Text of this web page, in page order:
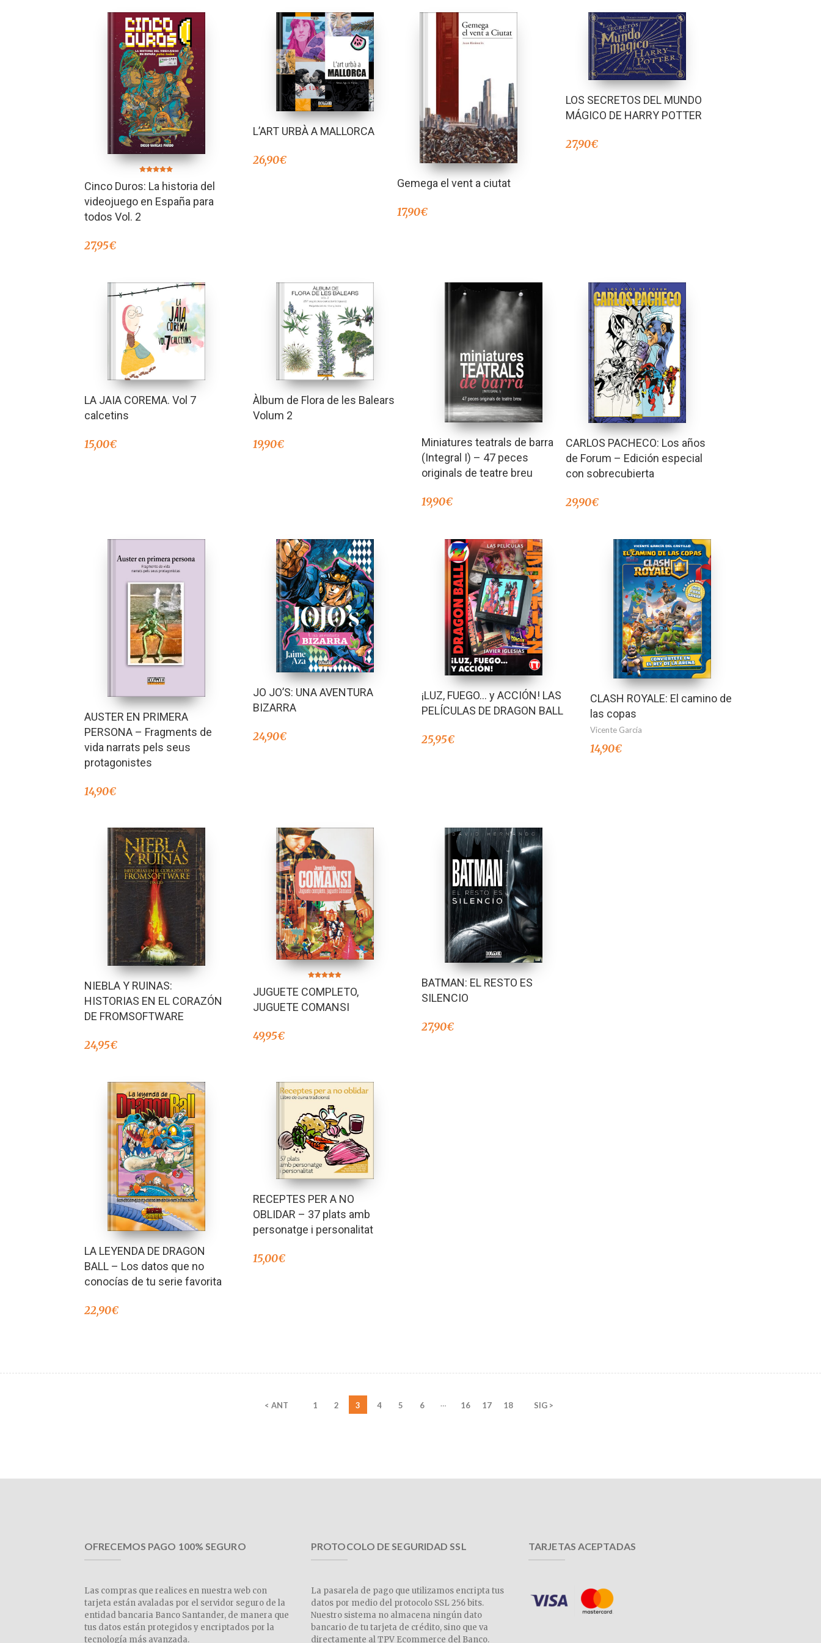
5.00
de 5
Cinco Duros: La historia del
videojuego en España para
todos Vol. 2
27,95€
L’ART URBÀ A MALLORCA
26,90€
Gemega el vent a ciutat
17,90€
LOS SECRETOS DEL MUNDO
MÁGICO DE HARRY POTTER
27,90€
LA JAIA COREMA. Vol 7
calcetins
15,00€
Àlbum de Flora de les Balears
Volum 2
19,90€
Miniatures teatrals de barra
(Integral I) – 47 peces
originals de teatre breu
19,90€
CARLOS PACHECO: Los años
de Forum – Edición especial
con sobrecubierta
29,90€
AUSTER EN PRIMERA
PERSONA – Fragments de
vida narrats pels seus
protagonistes
14,90€
JO JO’S: UNA AVENTURA
BIZARRA
24,90€
¡LUZ, FUEGO… y ACCIÓN! LAS
PELÍCULAS DE DRAGON BALL
25,95€
CLASH ROYALE: El camino de
las copas
Vicente García
14,90€
NIEBLA Y RUINAS:
HISTORIAS EN EL CORAZÓN
DE FROMSOFTWARE
24,95€
5.00
de 5
JUGUETE COMPLETO,
JUGUETE COMANSI
49,95€
BATMAN: EL RESTO ES
SILENCIO
27,90€
LA LEYENDA DE DRAGON
BALL – Los datos que no
conocías de tu serie favorita
22,90€
RECEPTES PER A NO
OBLIDAR – 37 plats amb
personatge i personalitat
15,00€
< ANT 1 2 3 4 5 6 … 16 17 18 SIG >
OFRECEMOS PAGO 100% SEGURO
Las compras que realices en nuestra web con
tarjeta están avaladas por el servidor seguro de la
entidad bancaria Banco Santander, de manera que
tus datos están protegidos y encriptados por la
tecnología más avanzada.
PROTOCOLO DE SEGURIDAD SSL
La pasarela de pago que utilizamos encripta tus
datos por medio del protocolo SSL 256 bits.
Nuestro sistema no almacena ningún dato
bancario de tu tarjeta de crédito, sino que va
directamente al TPV Ecommerce del Banco.
TARJETAS ACEPTADAS